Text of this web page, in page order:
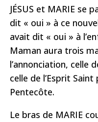
JÉSUS et MARIE se
dit « oui » à ce
avait dit « oui » à
Maman aura trois
l’annonciation, celle
celle de l’Esprit Saint
Pentecôte.
Le bras de MARIE